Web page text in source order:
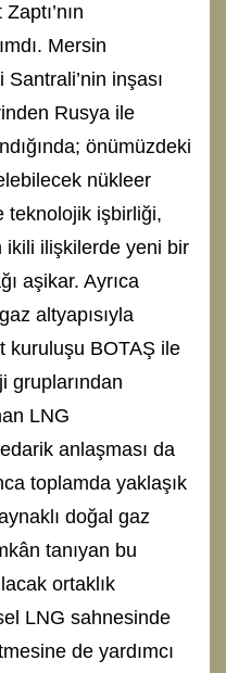
Mersin
inşası
Rusya ile
önümüzdeki
nükleer
teknolojik işbirliği,
ilişkilerde yeni bir
aşikar. Ayrıca
altyapısıyla
kuruluşu BOTAŞ ile
gruplarından
LNG
anlaşması da
toplamda yaklaşık
doğal gaz
tanıyan bu
ortaklık
LNG sahnesinde
de yardımcı